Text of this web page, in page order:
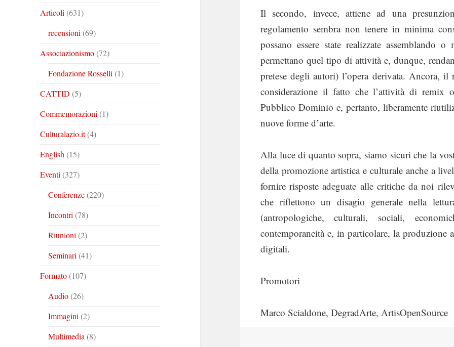
Articoli (631)
recensioni (69)
Associazionismo(72)
Fondazione Rosselli (1)
CATTID (5)
Commemorazioni (1)
Culturalazio.it(4)
English (15)
Eventi (327)
Conferenze(220)
Incontri (78)
Riunioni (2)
Seminari (41)
Formato(107)
Audio(26)
Immagini (2)
Multimedia (8)
Il secondo, invece, attiene ad una
regolamento sembra non tenere in minima
possano essere state realizzate assemblando
permettano quel tipo di attività e, dunque,
pretese degli autori) l’opera derivata. Ancora,
considerazione il fatto che l’attività di remix
Pubblico Dominio e, pertanto, liberamente
nuove forme d’arte.
Alla luce di quanto sopra, siamo sicuri che la
della promozione artistica e culturale anche a
fornire risposte adeguate alle critiche da noi
che riflettono un disagio generale nella
(antropologiche, culturali, sociali,
contemporaneità e, in particolare, la produzione
digitali.
Promotori
Marco Scialdone, DegradArte, ArtisOpenSource